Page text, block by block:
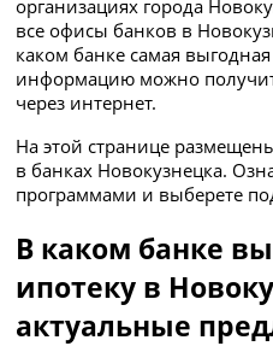
организациях города
все офисы банков в
каком банке самая
информацию можно
через интернет.
На этой странице
в банках Новокузнецка.
программами и выберете
В каком банке
ипотеку в
актуальные